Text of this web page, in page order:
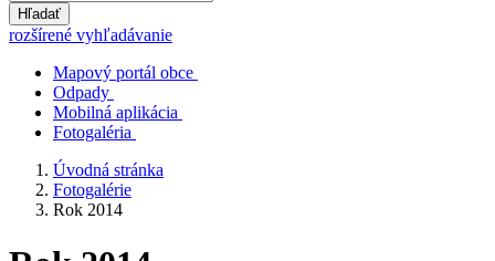
Hľadať
rozšírené vyhľadávanie
Mapový portál obce
Odpady
Mobilná aplikácia
Fotogaléria
Úvodná stránka
Fotogalérie
Rok 2014